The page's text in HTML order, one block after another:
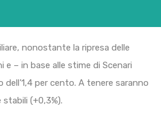
nonostante la ripresa delle
– in base alle stime di Scenari
dell’1,4 per cento. A tenere saranno
(+0,3%).